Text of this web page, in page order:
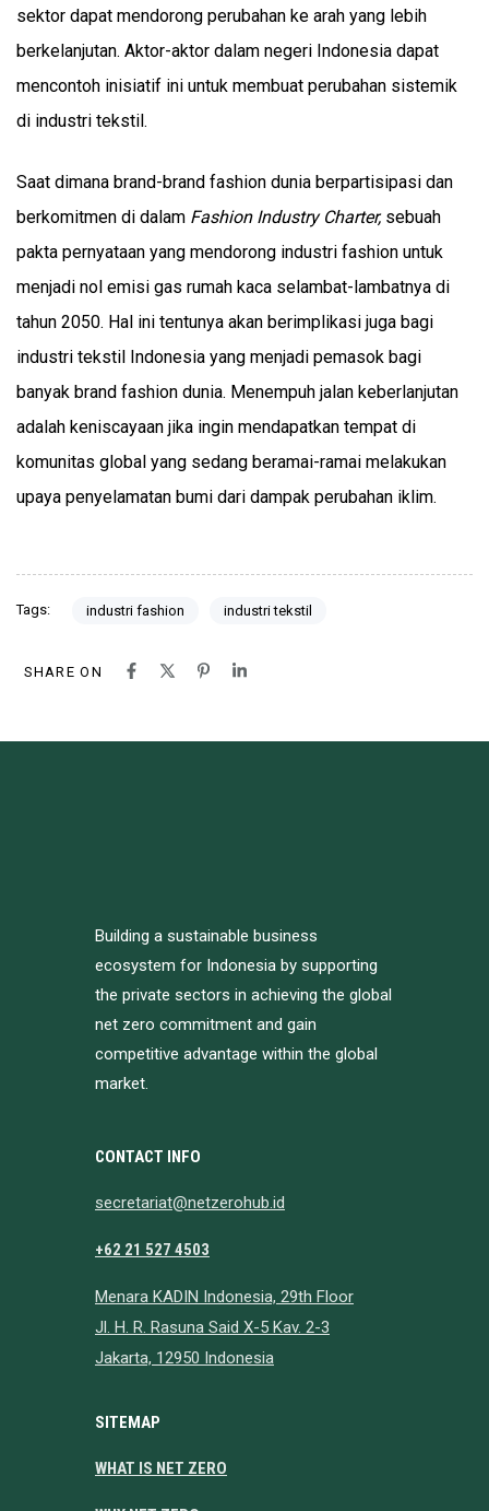
sektor dapat mendorong perubahan ke arah yang lebih
berkelanjutan. Aktor-aktor dalam negeri Indonesia dapat
mencontoh inisiatif ini untuk membuat perubahan sistemik
di industri tekstil.
Saat dimana brand-brand fashion dunia berpartisipasi dan
berkomitmen di dalam Fashion Industry Charter, sebuah
pakta pernyataan yang mendorong industri fashion untuk
menjadi nol emisi gas rumah kaca selambat-lambatnya di
tahun 2050. Hal ini tentunya akan berimplikasi juga bagi
industri tekstil Indonesia yang menjadi pemasok bagi
banyak brand fashion dunia. Menempuh jalan keberlanjutan
adalah keniscayaan jika ingin mendapatkan tempat di
komunitas global yang sedang beramai-ramai melakukan
upaya penyelamatan bumi dari dampak perubahan iklim.
Tags: industri fashion industri tekstil
SHARE ON
Building a sustainable business
ecosystem for Indonesia by supporting
the private sectors in achieving the global
net zero commitment and gain
competitive advantage within the global
market.
CONTACT INFO
secretariat@netzerohub.id
+62 21 527 4503
Menara KADIN Indonesia, 29th Floor
Jl. H. R. Rasuna Said X-5 Kav. 2-3
Jakarta, 12950 Indonesia
SITEMAP
WHAT IS NET ZERO